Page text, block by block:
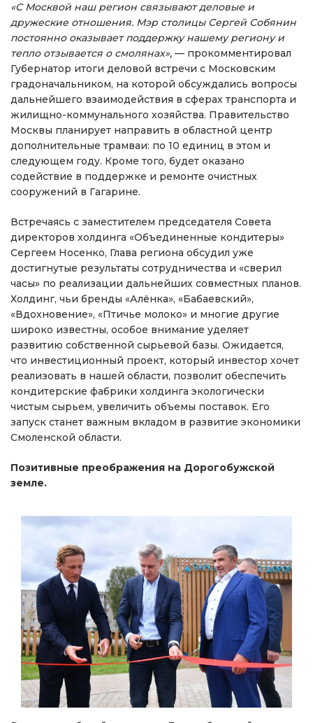
«С Москвой наш регион связывают деловые и
дружеские отношения. Мэр столицы Сергей Собянин
постоянно оказывает поддержку нашему региону и
тепло отзывается о смолянах», — прокомментировал
Губернатор итоги деловой встречи с Московским
градоначальником, на которой обсуждались вопросы
дальнейшего взаимодействия в сферах транспорта и
жилищно-коммунального хозяйства. Правительство
Москвы планирует направить в областной центр
дополнительные трамваи: по 10 единиц в этом и
следующем году. Кроме того, будет оказано
содействие в поддержке и ремонте очистных
сооружений в Гагарине.
Встречаясь с заместителем председателя Совета
директоров холдинга «Объединенные кондитеры»
Сергеем Носенко, Глава региона обсудил уже
достигнутые результаты сотрудничества и «сверил
часы» по реализации дальнейших совместных планов.
Холдинг, чьи бренды «Алёнка», «Бабаевский»,
«Вдохновение», «Птичье молоко» и многие другие
широко известны, особое внимание уделяет
развитию собственной сырьевой базы. Ожидается,
что инвестиционный проект, который инвестор хочет
реализовать в нашей области, позволит обеспечить
кондитерские фабрики холдинга экологически
чистым сырьем, увеличить объемы поставок. Его
запуск станет важным вкладом в развитие экономики
Смоленской области.
Позитивные преображения на Дорогобужской
земле.